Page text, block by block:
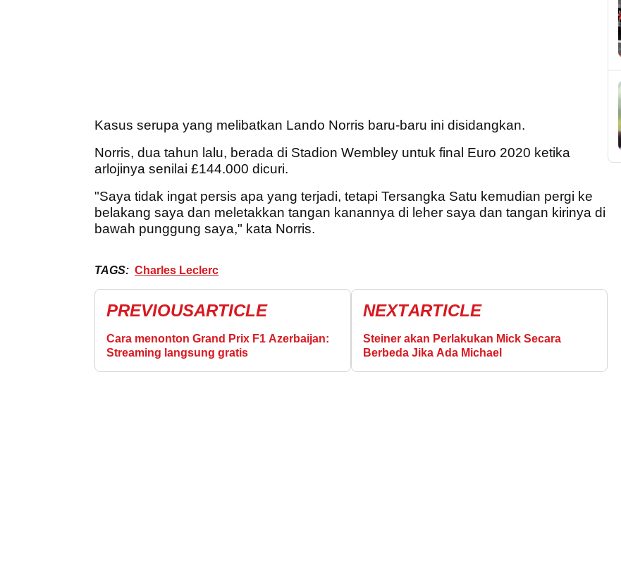
Kasus serupa yang melibatkan Lando Norris baru-baru ini disidangkan.
Norris, dua tahun lalu, berada di Stadion Wembley untuk final Euro 2020 ketika
arlojinya senilai £144.000 dicuri.
"Saya tidak ingat persis apa yang terjadi, tetapi Tersangka Satu kemudian pergi ke
belakang saya dan meletakkan tangan kanannya di leher saya dan tangan kirinya di
bawah punggung saya," kata Norris.
TAGS: Charles Leclerc
PREVIOUSARTICLE
Cara menonton Grand Prix F1 Azerbaijan:
Streaming langsung gratis
NEXTARTICLE
Steiner akan Perlakukan Mick Secara
Berbeda Jika Ada Michael